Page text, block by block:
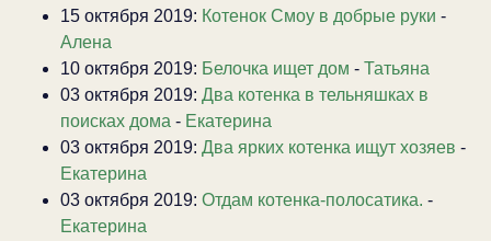
15 октября 2019: Котенок Смоу в добрые руки -
Алена
10 октября 2019: Белочка ищет дом - Татьяна
03 октября 2019: Два котенка в тельняшках в
поисках дома - Екатерина
03 октября 2019: Два ярких котенка ищут хозяев -
Екатерина
03 октября 2019: Отдам котенка-полосатика. -
Екатерина